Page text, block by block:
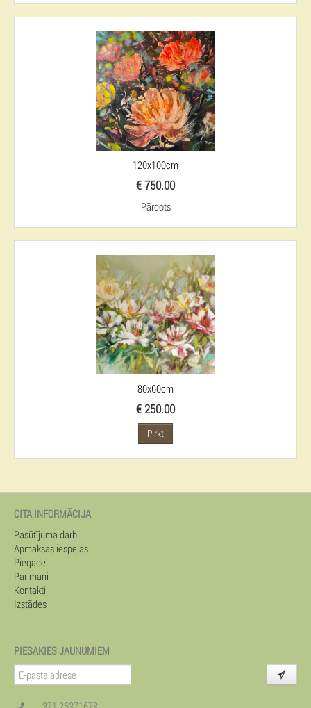
120x100cm
€ 750.00
Pārdots
80x60cm
€ 250.00
Pirkt
CITA INFORMĀCIJA
Pasūtījuma darbi
Apmaksas iespējas
Piegāde
Par mani
Kontakti
Izstādes
PIESAKIES JAUNUMIEM